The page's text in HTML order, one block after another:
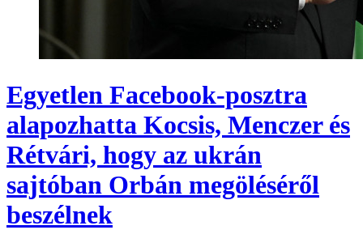
Egyetlen Facebook-posztra
alapozhatta Kocsis, Menczer és
Rétvári, hogy az ukrán
sajtóban Orbán megöléséről
beszélnek